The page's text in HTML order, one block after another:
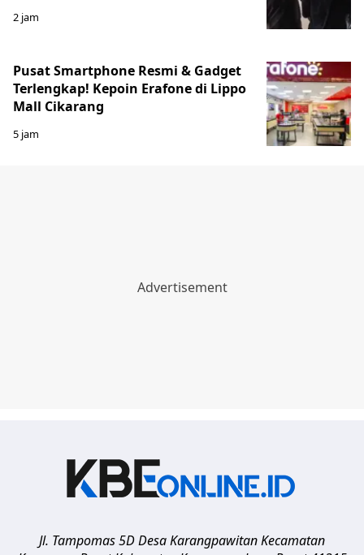
2 jam
Pusat Smartphone Resmi & Gadget
Terlengkap! Kepoin Erafone di Lippo
Mall Cikarang
5 jam
Jl. Tampomas 5D Desa Karangpawitan Kecamatan